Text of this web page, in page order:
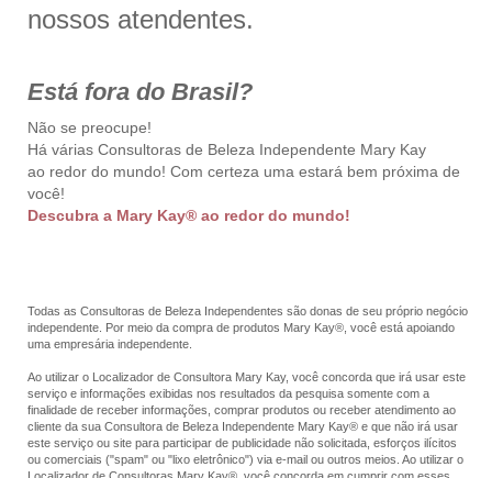
nossos atendentes.
Está fora do Brasil?
Não se preocupe!
Há várias Consultoras de Beleza Independente Mary Kay
ao redor do mundo! Com certeza uma estará bem próxima de
você!
Descubra a Mary Kay® ao redor do mundo!
Todas as Consultoras de Beleza Independentes são donas de seu próprio negócio
independente. Por meio da compra de produtos Mary Kay®, você está apoiando
uma empresária independente.
Ao utilizar o Localizador de Consultora Mary Kay, você concorda que irá usar este
serviço e informações exibidas nos resultados da pesquisa somente com a
finalidade de receber informações, comprar produtos ou receber atendimento ao
cliente da sua Consultora de Beleza Independente Mary Kay® e que não irá usar
este serviço ou site para participar de publicidade não solicitada, esforços ilícitos
ou comerciais ("spam" ou "lixo eletrônico") via e-mail ou outros meios. Ao utilizar o